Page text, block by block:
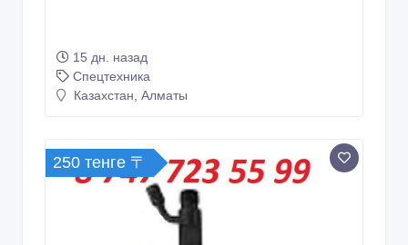
15 дн. назад
Спецтехника
Казахстан, Алматы
250 тенге 〒